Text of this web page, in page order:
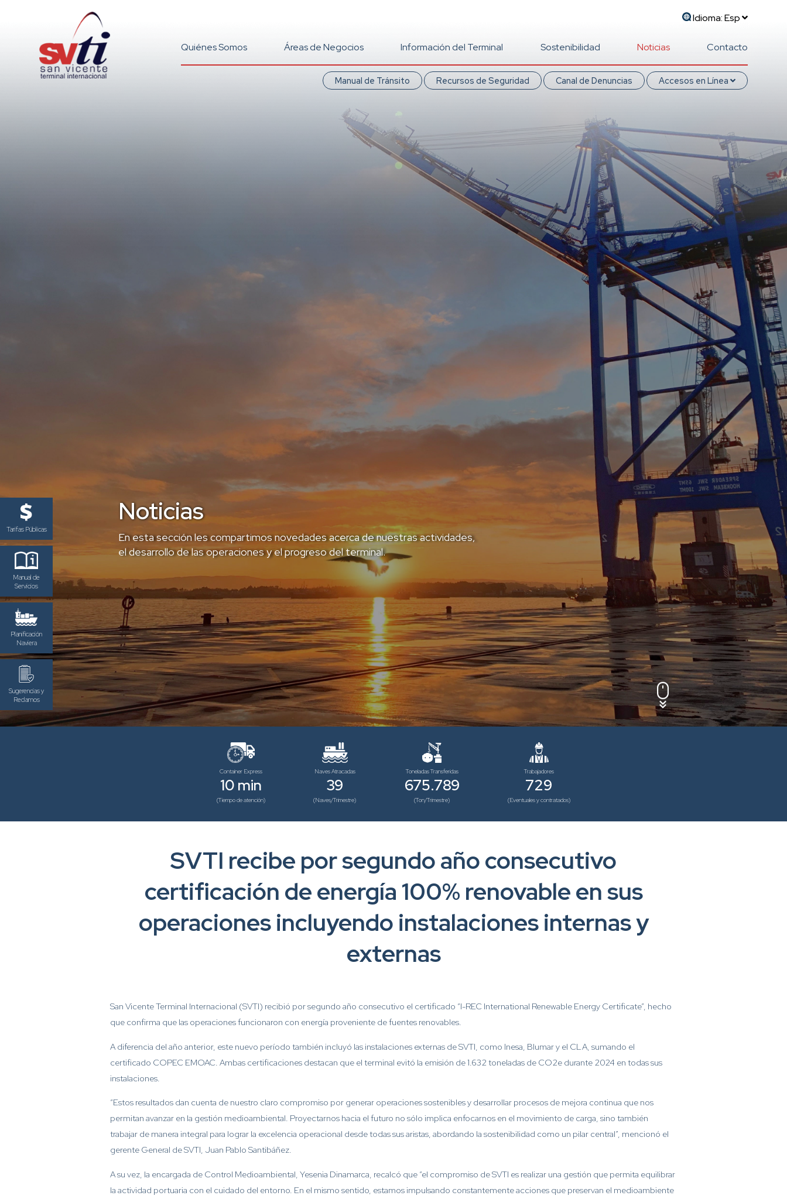
Idioma:Esp
Quiénes Somos Áreas de Negocios Información del Terminal Sostenibilidad Noticias Contacto
Manual de Tránsito Recursos de Seguridad Canal de Denuncias Accesos en Línea
Tarifas Públicas
Manual de
Servicios
Planificación
Naviera
Sugerencias y
Reclamos
Noticias
En esta sección les compartimos novedades acerca de nuestras actividades,
el desarrollo de las operaciones y el progreso del terminal.
Container Express
10 min
(Tiempo de atención)
Naves Atracadas
39
(Naves/Trimestre)
Toneladas Transferidas
675.789
(Ton/Trimestre)
Trabajadores
729
(Eventuales y contratados)
SVTI recibe por segundo año consecutivo
certificación de energía 100% renovable en sus
operaciones incluyendo instalaciones internas y
externas
San Vicente Terminal Internacional (SVTI) recibió por segundo año consecutivo el certificado “I-REC International Renewable Energy Certificate”, hecho
que confirma que las operaciones funcionaron con energía proveniente de fuentes renovables.
A diferencia del año anterior, este nuevo período también incluyó las instalaciones externas de SVTI, como Inesa, Blumar y el CLA, sumando el
certificado COPEC EMOAC. Ambas certificaciones destacan que el terminal evitó la emisión de 1.632 toneladas de CO2e durante 2024 en todas sus
instalaciones.
“Estos resultados dan cuenta de nuestro claro compromiso por generar operaciones sostenibles y desarrollar procesos de mejora continua que nos
permitan avanzar en la gestión medioambiental. Proyectarnos hacia el futuro no sólo implica enfocarnos en el movimiento de carga, sino también
trabajar de manera integral para lograr la excelencia operacional desde todas sus aristas, abordando la sostenibilidad como un pilar central”, mencionó el
gerente General de SVTI, Juan Pablo Santibáñez.
A su vez, la encargada de Control Medioambiental, Yesenia Dinamarca, recalcó que “el compromiso de SVTI es realizar una gestión que permita equilibrar
la actividad portuaria con el cuidado del entorno. En el mismo sentido, estamos impulsando constantemente acciones que preservan el medioambiente